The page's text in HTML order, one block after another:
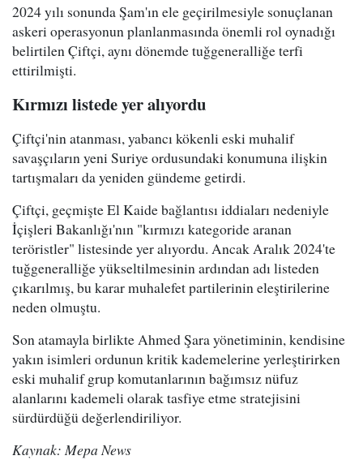
2024 yılı sonunda Şam'ın ele geçirilmesiyle sonuçlanan
askeri operasyonun planlanmasında önemli rol oynadığı
belirtilen Çiftçi, aynı dönemde tuğgeneralliğe terfi
ettirilmişti.
Kırmızı listede yer alıyordu
Çiftçi'nin atanması, yabancı kökenli eski muhalif
savaşçıların yeni Suriye ordusundaki konumuna ilişkin
tartışmaları da yeniden gündeme getirdi.
Çiftçi, geçmişte El Kaide bağlantısı iddiaları nedeniyle
İçişleri Bakanlığı'nın "kırmızı kategoride aranan
teröristler" listesinde yer alıyordu. Ancak Aralık 2024'te
tuğgeneralliğe yükseltilmesinin ardından adı listeden
çıkarılmış, bu karar muhalefet partilerinin eleştirilerine
neden olmuştu.
Son atamayla birlikte Ahmed Şara yönetiminin, kendisine
yakın isimleri ordunun kritik kademelerine yerleştirirken
eski muhalif grup komutanlarının bağımsız nüfuz
alanlarını kademeli olarak tasfiye etme stratejisini
sürdürdüğü değerlendiriliyor.
Kaynak: Mepa News